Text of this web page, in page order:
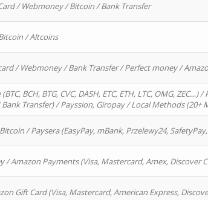
/ Webmoney / Bitcoin / Bank Transfer
/ Altcoins
/ Webmoney / Bank Transfer / Perfect money /
BCH, BTG, CVC, DASH, ETC, ETH, LTC, OMG, ZEC…)
Bank Transfer) / Payssion, Giropay / Local Methods (20+
/ Paysera (EasyPay, mBank, Przelewy24,
Amazon Payments (Visa, Mastercard, Amex, Discover
Gift Card (Visa, Mastercard, American Express,